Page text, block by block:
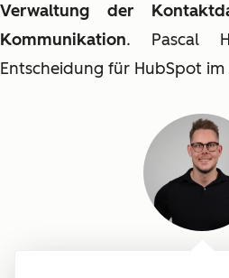
Verwaltung der
Kommunikation. Pascal
Entscheidung für HubSpot im